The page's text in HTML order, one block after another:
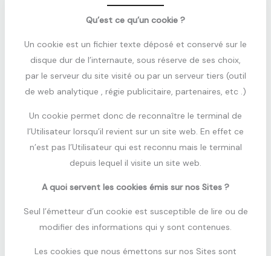
Qu’est ce qu’un cookie ?
Un cookie est un fichier texte déposé et conservé sur le
disque dur de l’internaute, sous réserve de ses choix,
par le serveur du site visité ou par un serveur tiers (outil
de web analytique , régie publicitaire, partenaires, etc .)
Un cookie permet donc de reconnaître le terminal de
l’Utilisateur lorsqu’il revient sur un site web. En effet ce
n’est pas l’Utilisateur qui est reconnu mais le terminal
depuis lequel il visite un site web.
A quoi servent les cookies émis sur nos Sites ?
Seul l’émetteur d’un cookie est susceptible de lire ou de
modifier des informations qui y sont contenues.
Les cookies que nous émettons sur nos Sites sont